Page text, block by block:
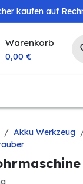
kaufen auf
Warenkorb
0,00 €
Akku Werkzeug